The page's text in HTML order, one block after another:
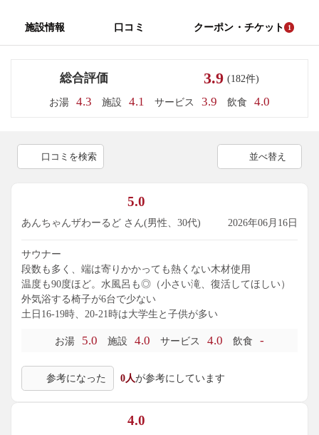
施設情報 口コミ クーポン・チケット 1
総合評価 3.9 (182件)
お湯 4.3 施設 4.1 サービス 3.9 飲食 4.0
口コミを検索 並べ替え
5.0
あんちゃんザわーるど さん(男性、30代) 2026年06月16日
サウナー
段数も多く、端は寄りかかっても熱くない木材使用
温度も90度ほど。水風呂も◎（小さい滝、復活してほしい）
外気浴する椅子が6台で少ない
土日16-19時、20-21時は大学生と子供が多い
お湯 5.0 施設 4.0 サービス 4.0 飲食 -
参考になった 0人が参考にしています
4.0